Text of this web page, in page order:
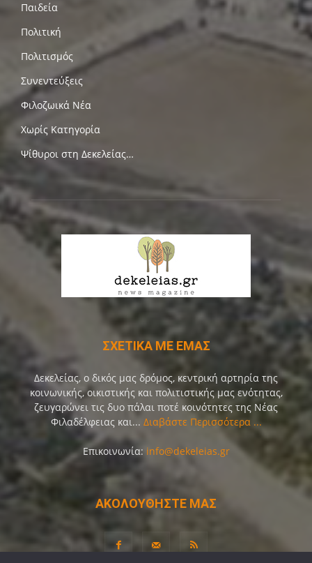
Παιδεία
Πολιτική
Πολιτισμός
Συνεντεύξεις
Φιλοζωικά Νέα
Χωρίς Κατηγορία
Ψίθυροι στη Δεκελείας…
ΣΧΕΤΙΚΑ ΜΕ ΕΜΑΣ
Δεκελείας, ο δικός μας δρόμος, κεντρική αρτηρία της
κοινωνικής, οικιστικής και πολιτιστικής μας ενότητας,
ζευγαρώνει τις δυο πάλαι ποτέ κοινότητες της Νέας
Φιλαδέλφειας και... Διαβάστε Περισσότερα ...
Επικοινωνία: info@dekeleias.gr
ΑΚΟΛΟΥΘΗΣΤΕ ΜΑΣ